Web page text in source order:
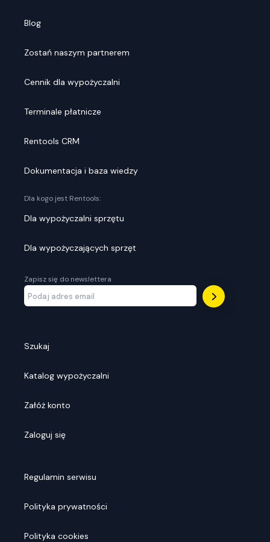
Blog
Zostań naszym partnerem
Cennik dla wypożyczalni
Terminale płatnicze
Rentools CRM
Dokumentacja i baza wiedzy
Dla kogo jest Rentools:
Dla wypożyczalni sprzętu
Dla wypożyczających sprzęt
Zapisz się do newslettera
Szukaj
Katalog wypożyczalni
Załóż konto
Zaloguj się
Regulamin serwisu
Polityka prywatności
Polityka cookies